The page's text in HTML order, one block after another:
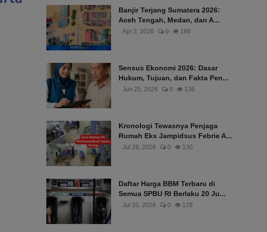
Banjir Terjang Sumatera 2026:
Aceh Tengah, Medan, dan A...
Apr 2, 2026 0 186
Sensus Ekonomi 2026: Dasar
Hukum, Tujuan, dan Fakta Pen...
Jun 25, 2026 0 136
Kronologi Tewasnya Penjaga
Rumah Eks Jampidsus Febrie A...
Jul 26, 2026 0 130
Daftar Harga BBM Terbaru di
Semua SPBU RI Berlaku 20 Ju...
Jul 20, 2026 0 128